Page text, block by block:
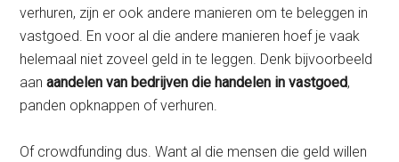
verhuren, zijn er ook andere manieren om te beleggen in
vastgoed. En voor al die andere manieren hoef je vaak
helemaal niet zoveel geld in te leggen. Denk bijvoorbeeld
aanaandelen van bedrijven die handelen in vastgoed,
panden opknappen of verhuren.
Of crowdfunding dus. Want al die mensen die geld willen